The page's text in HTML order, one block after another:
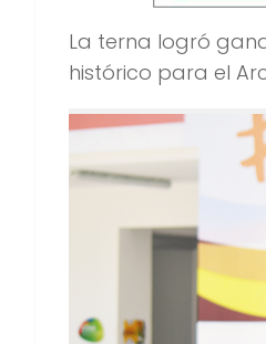
La terna logró
histórico para el